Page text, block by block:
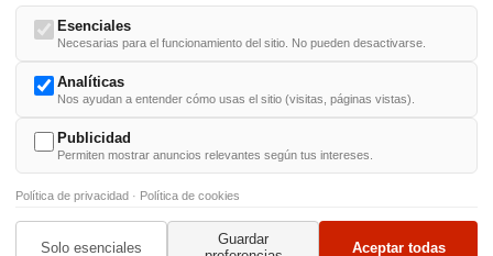
DD/MM /
-U- V- W- X - -
© 1999-2014. Todos los derechos reservados.Condiciones de uso
Esenciales
Necesarias para el funcionamiento del sitio. No pueden desactivarse.
Analíticas
Nos ayudan a entender cómo usas el sitio (visitas, páginas vistas).
Publicidad
Permiten mostrar anuncios relevantes según tus intereses.
Política de privacidad · Política de cookies
Solo esenciales
Guardar
Aceptar todas